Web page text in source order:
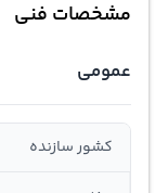
مشخصات فنی
عمومی
کشور سازنده